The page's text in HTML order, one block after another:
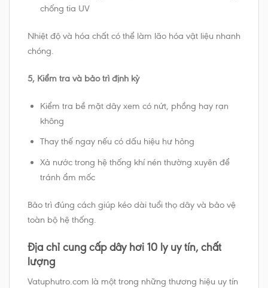
chống tia UV
Nhiệt độ và hóa chất có thể làm lão hóa vật liệu nhanh
chóng.
5, Kiểm tra và bảo trì định kỳ
Kiểm tra bề mặt dây xem có nứt, phồng hay rạn
không
Thay thế ngay nếu có dấu hiệu hư hỏng
Xả nước trong hệ thống khí nén thường xuyên để
tránh ẩm mốc
Bảo trì đúng cách giúp kéo dài tuổi thọ dây và bảo vệ
toàn bộ hệ thống.
Địa chỉ cung cấp dây hơi 10 ly uy tín, chất
lượng
Vatuphutro.com là một trong những thương hiệu uy tín